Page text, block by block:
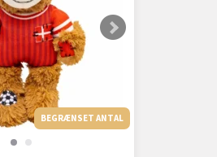
BEGRÆNSET ANTAL